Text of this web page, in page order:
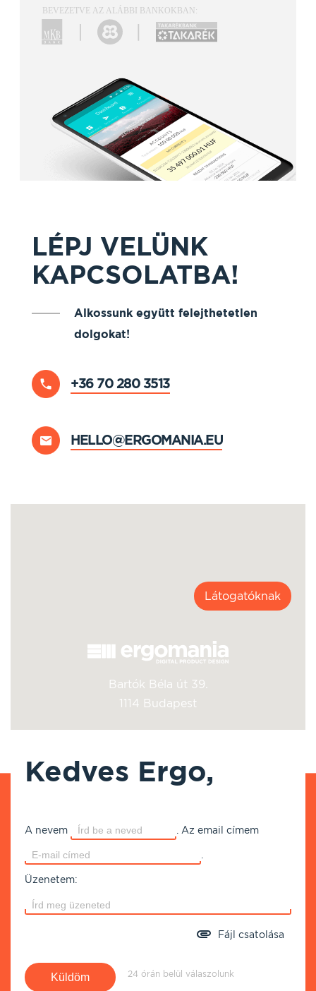
LÉPJ VELÜNK
KAPCSOLATBA!
Alkossunk együtt felejthetetlen
dolgokat!
+36 70 280 3513
HELLO@ERGOMANIA.EU
Kedves Ergo,
A nevem Az email címem
Üzenetem:
Fájl csatolása
24 órán belül válaszolunk
Bartók Béla út 39.
1114 Budapest
Látogatóknak